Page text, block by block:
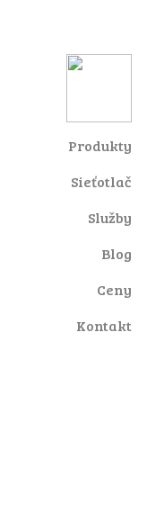
Produkty
Sieťotlač
Služby
Blog
Ceny
Kontakt